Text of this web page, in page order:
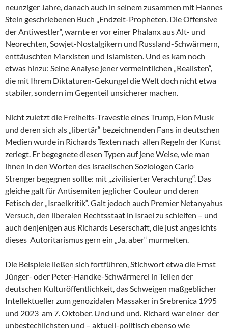
neunziger Jahre, danach auch in seinem zusammen mit Hannes
Stein geschriebenen Buch „Endzeit-Propheten. Die Offensive
der Antiwestler“, warnte er vor einer Phalanx aus Alt- und
Neorechten, Sowjet-Nostalgikern und Russland-Schwärmern,
enttäuschten Marxisten und Islamisten. Und es kam noch
etwas hinzu: Seine Analyse jener vermeintlichen „Realisten“,
die mit Ihrem Diktaturen-Gekungel die Welt doch nicht etwa
stabiler, sondern im Gegenteil unsicherer machen.
Nicht zuletzt die Freiheits-Travestie eines Trump, Elon Musk
und deren sich als „libertär“ bezeichnenden Fans in deutschen
Medien wurde in Richards Texten nach allen Regeln der Kunst
zerlegt. Er begegnete diesen Typen auf jene Weise, wie man
ihnen in den Worten des israelischen Soziologen Carlo
Strenger begegnen sollte: mit „zivilisierter Verachtung“. Das
gleiche galt für Antisemiten jeglicher Couleur und deren
Fetisch der „Israelkritik“. Galt jedoch auch Premier Netanyahus
Versuch, den liberalen Rechtsstaat in Israel zu schleifen – und
auch denjenigen aus Richards Leserschaft, die just angesichts
dieses Autoritarismus gern ein „Ja, aber“ murmelten.
Die Beispiele ließen sich fortführen, Stichwort etwa die Ernst
Jünger- oder Peter-Handke-Schwärmerei in Teilen der
deutschen Kulturöffentlichkeit, das Schweigen maßgeblicher
Intellektueller zum genozidalen Massaker in Srebrenica 1995
und 2023 am 7. Oktober. Und und und. Richard war einer der
unbestechlichsten und – aktuell-politisch ebenso wie